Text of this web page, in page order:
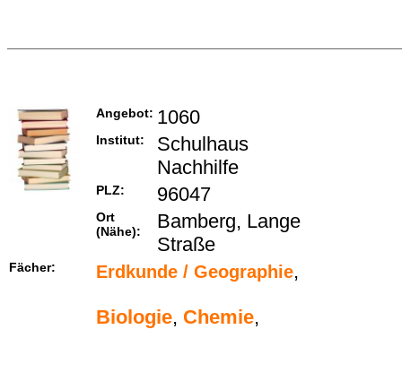
Angebot: 1060
Institut:
Schulhaus
Nachhilfe
PLZ: 96047
Ort
(Nähe):
Bamberg, Lange
Straße
Fächer: Erdkunde / Geographie,
Biologie, Chemie,